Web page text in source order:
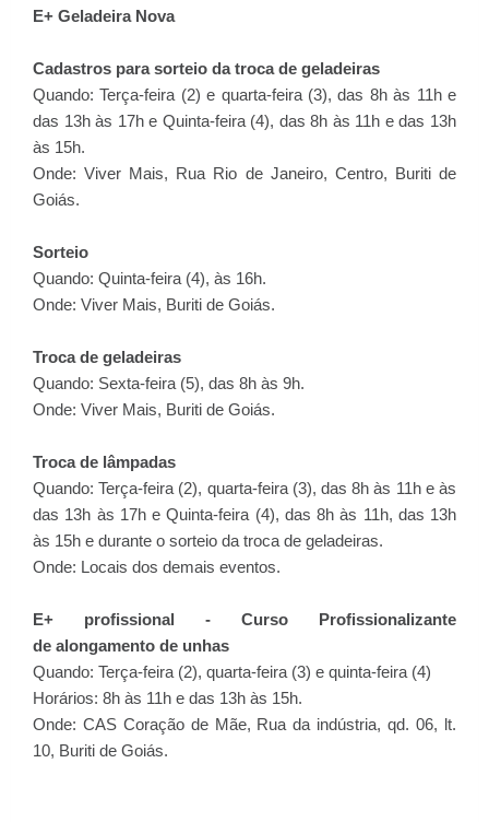
E+ Geladeira Nova
Cadastros para sorteio da troca de geladeiras
Quando: Terça-feira (2) e quarta-feira (3), das 8h às 11h e
das 13h às 17h e Quinta-feira (4), das 8h às 11h e das 13h
às 15h.
Onde: Viver Mais, Rua Rio de Janeiro, Centro, Buriti de
Goiás.
Sorteio
Quando: Quinta-feira (4), às 16h.
Onde: Viver Mais, Buriti de Goiás.
Troca de geladeiras
Quando: Sexta-feira (5), das 8h às 9h.
Onde: Viver Mais, Buriti de Goiás.
Troca de lâmpadas
Quando: Terça-feira (2), quarta-feira (3), das 8h às 11h e às
das 13h às 17h e Quinta-feira (4), das 8h às 11h, das 13h
às 15h e durante o sorteio da troca de geladeiras.
Onde: Locais dos demais eventos.
E+ profissional - Curso Profissionalizante
de alongamento de unhas
Quando: Terça-feira (2), quarta-feira (3) e quinta-feira (4)
Horários: 8h às 11h e das 13h às 15h.
Onde: CAS Coração de Mãe, Rua da indústria, qd. 06, lt.
10, Buriti de Goiás.